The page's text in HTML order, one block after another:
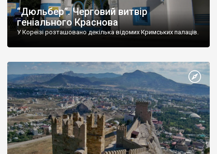
“Дюльбер”. Черговий витвір
геніального Краснова
У Кореїзі розташовано декілька відомих Кримських палаців.